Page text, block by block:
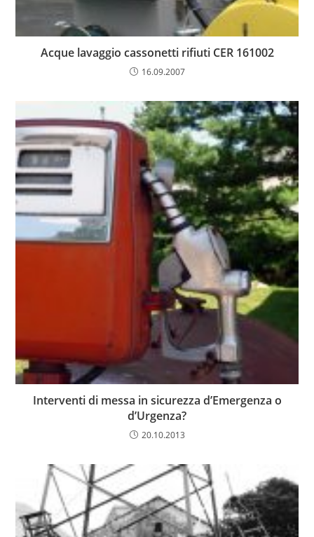
Acque lavaggio cassonetti rifiuti CER 161002
16.09.2007
Interventi di messa in sicurezza d’Emergenza o
d’Urgenza?
20.10.2013